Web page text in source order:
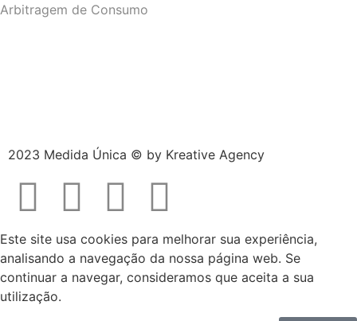
Arbitragem de Consumo
2023 Medida Única © by Kreative Agency
Este site usa cookies para melhorar sua experiência,
analisando a navegação da nossa página web. Se
continuar a navegar, consideramos que aceita a sua
utilização.